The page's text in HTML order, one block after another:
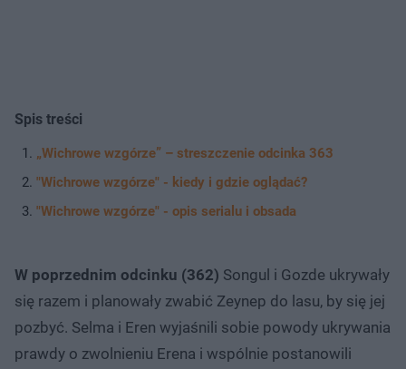
Spis treści
„Wichrowe wzgórze” – streszczenie odcinka 363
"Wichrowe wzgórze" - kiedy i gdzie oglądać?
"Wichrowe wzgórze" - opis serialu i obsada
W poprzednim odcinku (362) Songul i Gozde ukrywały
się razem i planowały zwabić Zeynep do lasu, by się jej
pozbyć. Selma i Eren wyjaśnili sobie powody ukrywania
prawdy o zwolnieniu Erena i wspólnie postanowili